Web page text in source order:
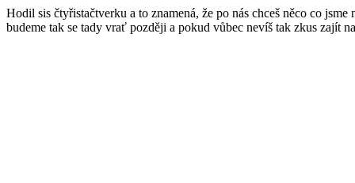
Hodil sis čtyřistačtverku a to znamená, že po nás chceš něco co
budeme tak se tady vrať později a pokud vůbec nevíš tak zkus zajít